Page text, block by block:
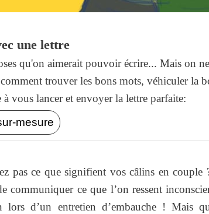
une lettre
qu'on aimerait pouvoir écrire... Mais on
trouver les bons mots, véhiculer la
vous lancer et envoyer la lettre parfaite:
mesure
pas ce que signifient vos câlins en couple
communiquer ce que l’on ressent
lors d’un entretien d’embauche ! Mais